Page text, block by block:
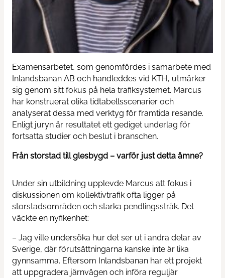
Examensarbetet, som genomfördes i samarbete med
Inlandsbanan AB och handleddes vid KTH, utmärker
sig genom sitt fokus på hela trafiksystemet. Marcus
har konstruerat olika tidtabellsscenarier och
analyserat dessa med verktyg för framtida resande.
Enligt juryn är resultatet ett gediget underlag för
fortsatta studier och beslut i branschen.
Från storstad till glesbygd – varför just detta ämne?
Under sin utbildning upplevde Marcus att fokus i
diskussionen om kollektivtrafik ofta ligger på
storstadsområden och starka pendlingsstråk. Det
väckte en nyfikenhet:
– Jag ville undersöka hur det ser ut i andra delar av
Sverige, där förutsättningarna kanske inte är lika
gynnsamma. Eftersom Inlandsbanan har ett projekt
att uppgradera järnvägen och införa reguljär